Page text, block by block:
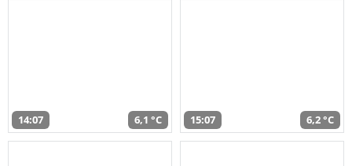
14:07 6,1 °C 15:07 6,2 °C